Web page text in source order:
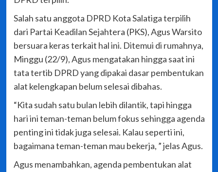
Salah satu anggota DPRD Kota Salatiga terpilih
dari Partai Keadilan Sejahtera (PKS), Agus Warsito
bersuara keras terkait hal ini. Ditemui di rumahnya,
Minggu (22/9), Agus mengatakan hingga saat ini
tata tertib DPRD yang dipakai dasar pembentukan
alat kelengkapan belum selesai dibahas.
“Kita sudah satu bulan lebih dilantik, tapi hingga
hari ini teman-teman belum fokus sehingga agenda
penting ini tidak juga selesai. Kalau seperti ini,
bagaimana teman-teman mau bekerja, ” jelas Agus.
Agus menambahkan, agenda pembentukan alat